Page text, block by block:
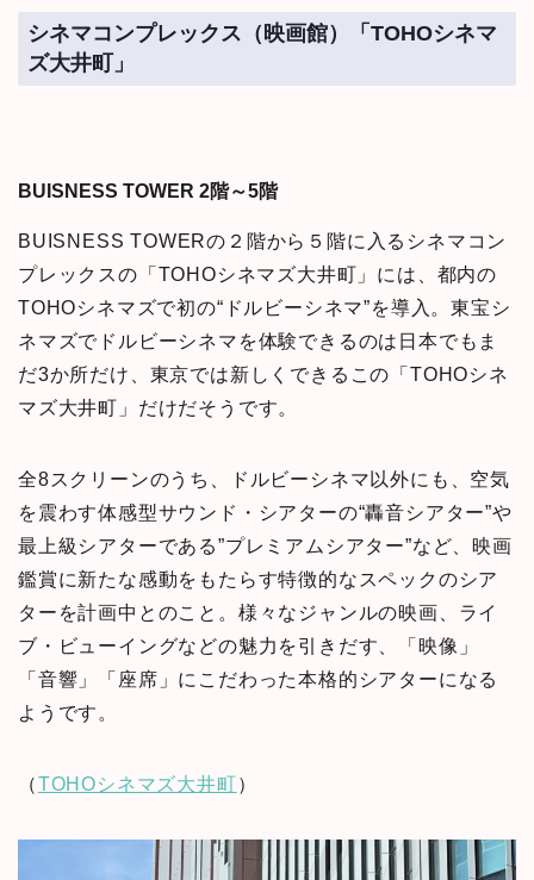
シネマコンプレックス（映画館）「TOHOシネマ
ズ大井町」
BUISNESS TOWER 2階～5階
BUISNESS TOWERの２階から５階に入る シネマコン
プレックスの「TOHOシネマズ大井町」には、都内の
TOHOシネマズで初の“ドルビーシネマ”を導入。東宝シ
ネマズでドルビーシネマを体験できるのは日本でもま
だ3か所だけ、東京では新しくできるこの「TOHOシネ
マズ大井町」だけだそうです。
全8スクリーンのうち、ドルビーシネマ以外にも、空気
を震わす体感型サウンド・シアターの“轟音シアター”や
最上級シアターである”プレミアムシアター”など、映画
鑑賞に新たな感動をもたらす特徴的なスペックのシア
ターを計画中とのこと。様々なジャンルの映画、ライ
ブ・ビューイングなどの魅力を引きだす、「映像」
「音響」「座席」にこだわった本格的シアターになる
ようです。
（TOHOシネマズ大井町）